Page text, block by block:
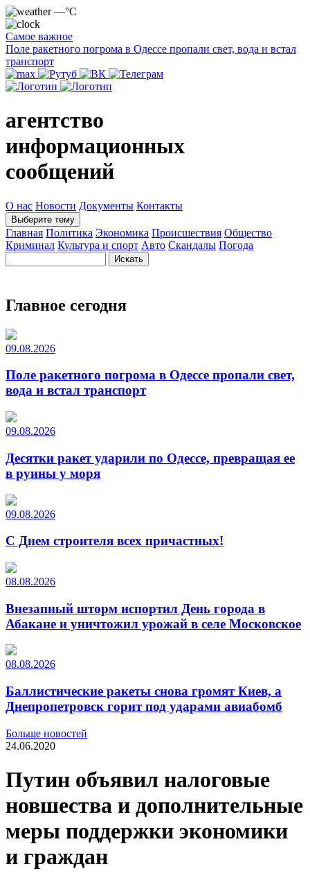
—°C
Самое важное
Поле ракетного погрома в Одессе пропали свет, вода и встал
транспорт
агентство
информационных
сообщений
О нас Новости Документы Контакты
Выберите тему
Главная Политика Экономика Происшествия Общество
Криминал Культура и спорт Авто Скандалы Погода
Главное сегодня
09.08.2026
Поле ракетного погрома в Одессе пропали свет,
вода и встал транспорт
09.08.2026
Десятки ракет ударили по Одессе, превращая ее
в руины у моря
09.08.2026
С Днем строителя всех причастных!
08.08.2026
Внезапный шторм испортил День города в
Абакане и уничтожил урожай в селе Московское
08.08.2026
Баллистические ракеты снова громят Киев, а
Днепропетровск горит под ударами авиабомб
Больше новостей
24.06.2020
Путин объявил налоговые
новшества и дополнительные
меры поддержки экономики
и граждан